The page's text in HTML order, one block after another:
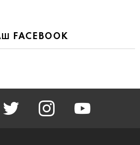
FACEBOOK
twitter instagram youtube